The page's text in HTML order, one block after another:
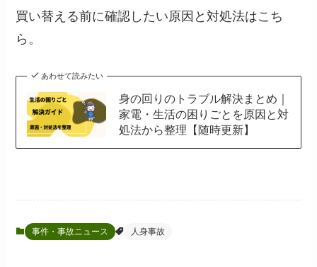
買い替える前に確認したい原因と対処法はこち
ら。
あわせて読みたい
身の回りのトラブル解決まとめ｜
家電・生活の困りごとを原因と対
処法から整理【随時更新】
事件・事故ニュース 人身事故